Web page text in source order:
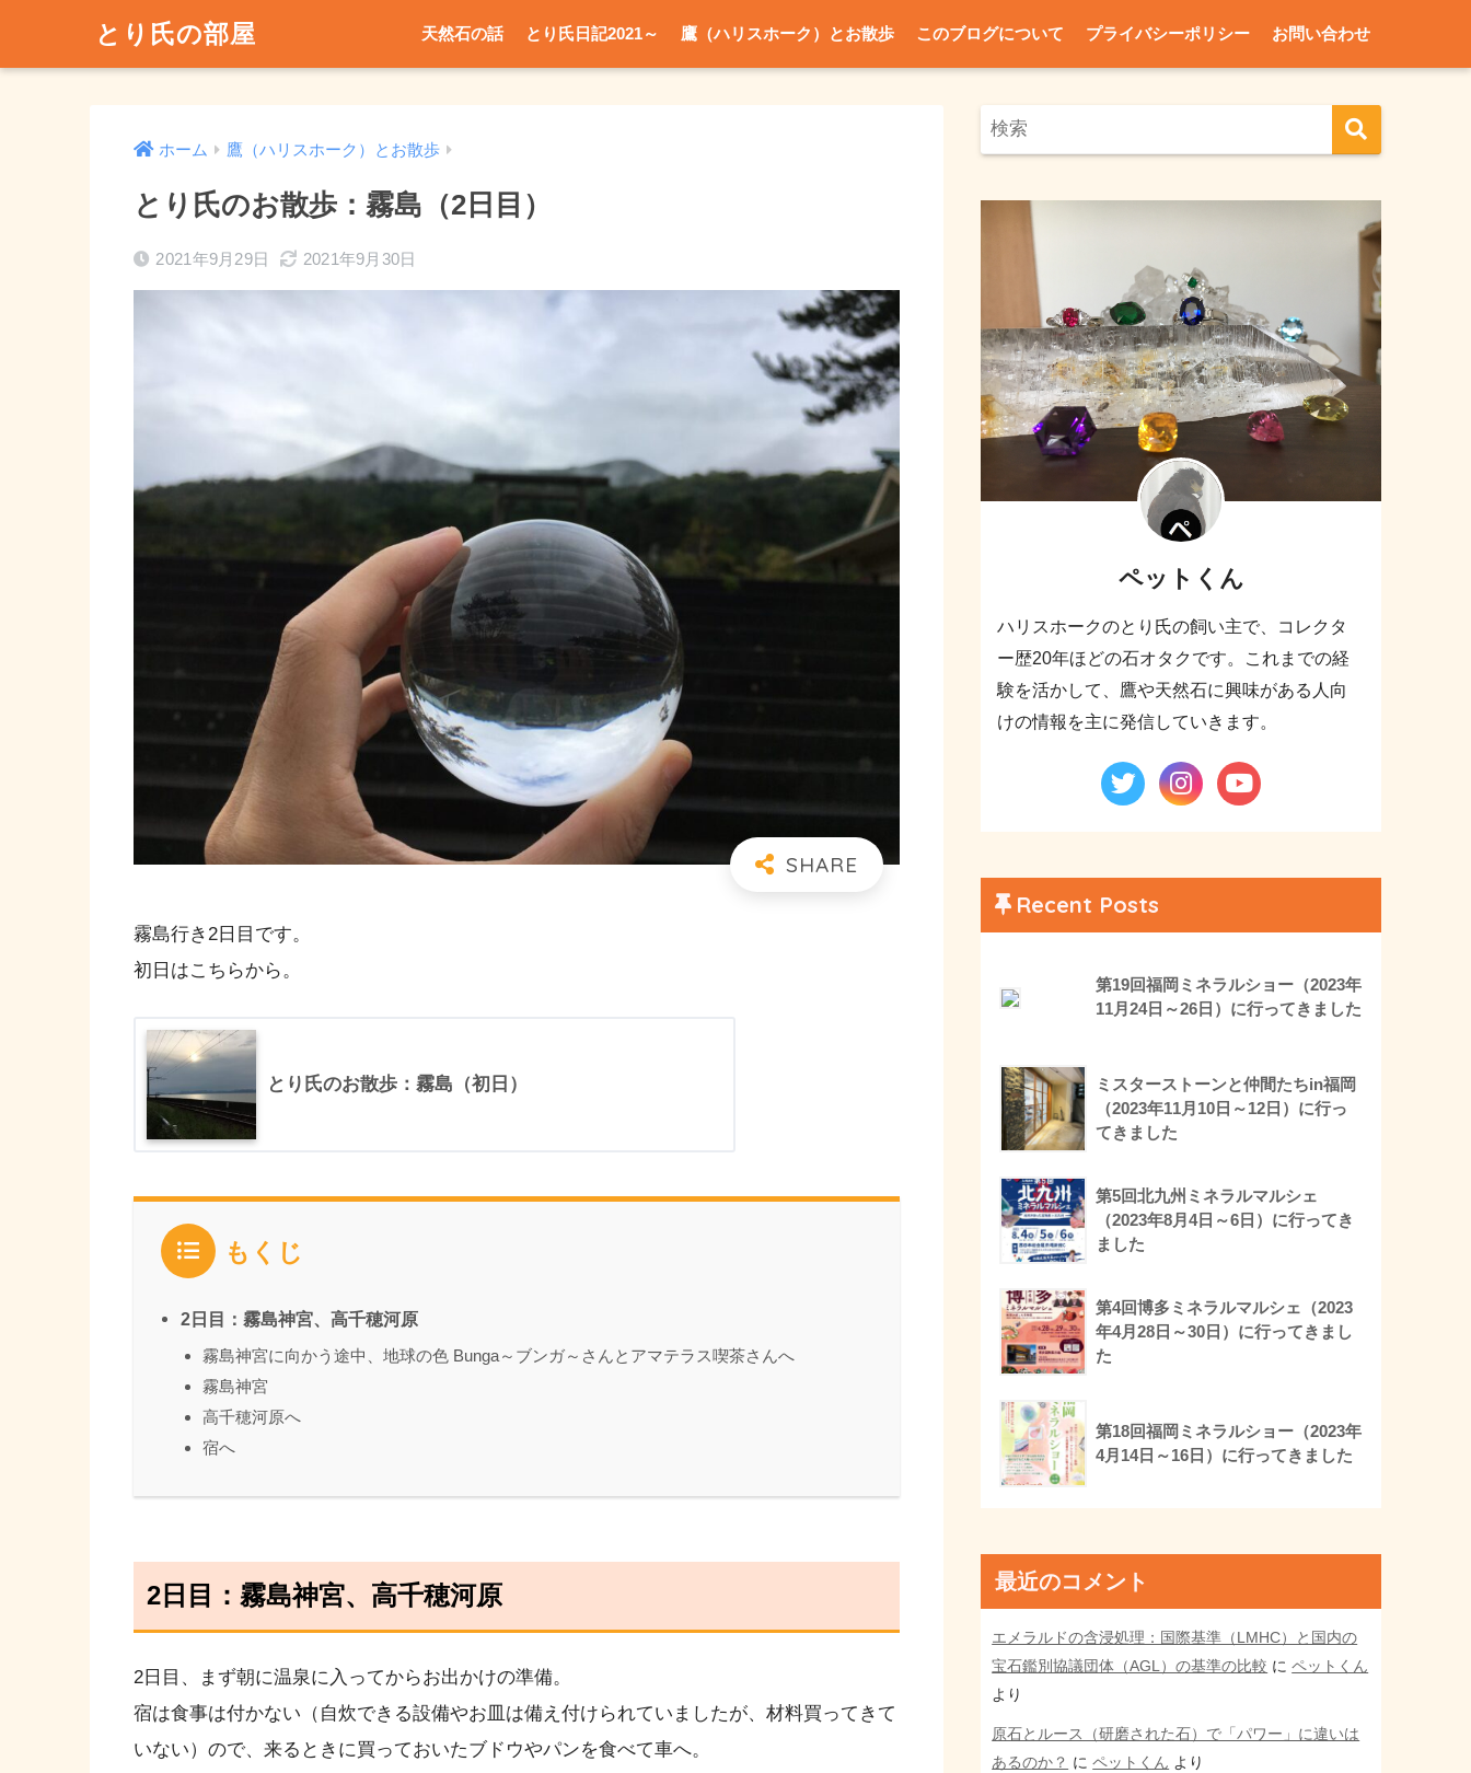
とり氏の部屋 天然石の話 とり氏日記2021～ 鷹（ハリスホーク）とお散歩 このブログについて プライバシーポリシー お問い合わせ
ホーム 鷹（ハリスホーク）とお散歩
とり氏のお散歩：霧島（2日目）
2021年9月29日 2021年9月30日
霧島行き2日目です。
初日はこちらから。
とり氏のお散歩：霧島（初日）
もくじ
2日目：霧島神宮、高千穂河原
霧島神宮に向かう途中、地球の色 Bunga～ブンガ～さんとアマテラス喫茶さんへ
霧島神宮
高千穂河原へ
宿へ
2日目：霧島神宮、高千穂河原
2日目、まず朝に温泉に入ってからお出かけの準備。
宿は食事は付かない（自炊できる設備やお皿は備え付けられていましたが、材料買ってきて
いない）ので、来るときに買っておいたブドウやパンを食べて車へ。
ペットくん
ハリスホークのとり氏の飼い主で、コレクタ
ー歴20年ほどの石オタクです。これまでの経
験を活かして、鷹や天然石に興味がある人向
けの情報を主に発信していきます。
Recent Posts
第19回福岡ミネラルショー（2023年
11月24日～26日）に行ってきました
ミスターストーンと仲間たちin福岡
（2023年11月10日～12日）に行っ
てきました
第5回北九州ミネラルマルシェ
（2023年8月4日～6日）に行ってき
ました
第4回博多ミネラルマルシェ（2023
年4月28日～30日）に行ってきまし
た
第18回福岡ミネラルショー（2023年
4月14日～16日）に行ってきました
最近のコメント
エメラルドの含浸処理：国際基準（LMHC）と国内の
宝石鑑別協議団体（AGL）の基準の比較 にペットくん
より
原石とルース（研磨された石）で「パワー」に違いは
あるのか？ にペットくん より